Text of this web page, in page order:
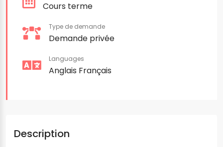
Cours terme
Type de demande
Demande privée
Languages
Anglais Français
Description